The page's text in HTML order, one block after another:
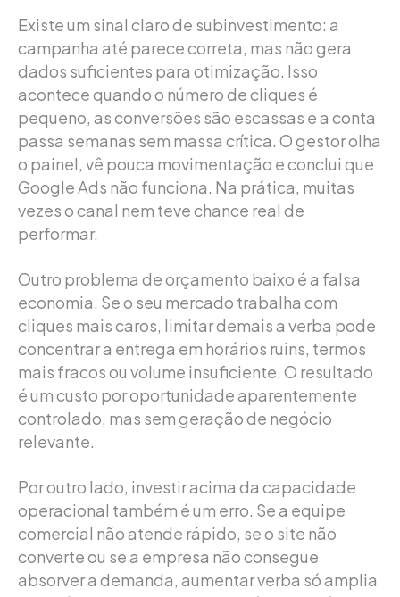
Existe um sinal claro de subinvestimento: a
campanha até parece correta, mas não gera
dados suficientes para otimização. Isso
acontece quando o número de cliques é
pequeno, as conversões são escassas e a conta
passa semanas sem massa crítica. O gestor olha
o painel, vê pouca movimentação e conclui que
Google Ads não funciona. Na prática, muitas
vezes o canal nem teve chance real de
performar.
Outro problema de orçamento baixo é a falsa
economia. Se o seu mercado trabalha com
cliques mais caros, limitar demais a verba pode
concentrar a entrega em horários ruins, termos
mais fracos ou volume insuficiente. O resultado
é um custo por oportunidade aparentemente
controlado, mas sem geração de negócio
relevante.
Por outro lado, investir acima da capacidade
operacional também é um erro. Se a equipe
comercial não atende rápido, se o site não
converte ou se a empresa não consegue
absorver a demanda, aumentar verba só amplia